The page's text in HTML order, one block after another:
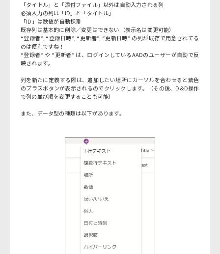
「タイトル」と「添付ファイル」以外は自動入力される列
必須入力の列は「ID」と「タイトル」
「ID」は数値が自動採番
既存列は基本的に削除／変更はできない（表示名は変更可能）
“登録者”, “登録日時”, “更新者”, “更新日時” の列が既存で用意されてる
のは便利ですね！
“登録者” や “更新者” は、ログインしているAADのユーザーが自動で反
映されます。
列を新たに定義する際は、追加したい場所にカーソルを合わせると紫色
のプラスボタンが表示されるのでクリックします。（その後、D&D操作
で列の並び順を変更することも可能）
また、データ型の種類は以下があります。